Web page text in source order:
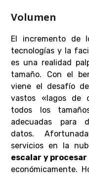
Volumen
El incremento de
tecnologías y la
es una realidad
tamaño. Con el
viene el desafío
vastos «lagos de
todos los
adecuadas
datos.
servicios en la
escalar y
económicamente.